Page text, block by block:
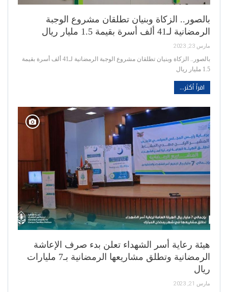
بالصور.. الزكاة وبنيان تطلقان مشروع الوجبة
الرمضانية لـ41 ألف أسرة بقيمة 1.5 مليار ريال
مارس 23, 2023
بالصور.. الزكاة وبنيان تطلقان مشروع الوجبة الرمضانية لـ41 ألف أسرة بقيمة
1.5 مليار ريال
اقرأ أكثر...
هيئة رعاية أسر الشهداء تعلن بدء صرف الإعاشة
الرمضانية وتطلق مشاريعها الرمضانية بـ7 مليارات
ريال
مارس 21, 2023